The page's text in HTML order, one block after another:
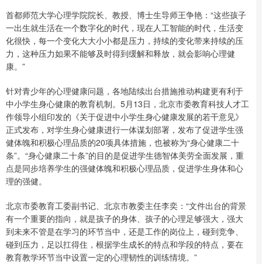
首都师范大学心理学院院长、教授、博士生导师王争艳：“这些孩子
一出生就生活在一个数字化的时代，现在人工智能的时代，生活变
化很快，每一个变化大大小小都是压力，持续的变化带来持续的压
力，这种压力如果不能够及时得到缓解和释放，就会影响心理健
康。”
针对青少年的心理健康问题，各地陆续出台措施推动构建更有利于
中小学生身心健康的教育机制。5月13日，北京市委教育科技人才工
作领导小组印发的《关于促进中小学生身心健康发展的若干意见》
正式发布，对学生身心健康进行一体谋划部署，发布了促进学生强
健体魄和积极心理品质的20项具体措施，也被称为“身心健康二十
条”。“身心健康二十条”的目的是促进学生德智体美劳全面发展，重
点是同步培养学生的强健体魄和积极心理品质，促进学生身体和心
理的强健。
北京市委教育工委副书记、北京市教委主任李奕：“文件出台的背景
有一个重要的指向，就是孩子的身体、孩子的心理足够强大，强大
到未来不管是在学习的环节当中，还是工作的岗位上，碰到竞争、
碰到压力，足以扛得住，根据学生成长的特点和学段的特点，要在
教育教学环节当中设置一定的心理韧性的训练情境。”